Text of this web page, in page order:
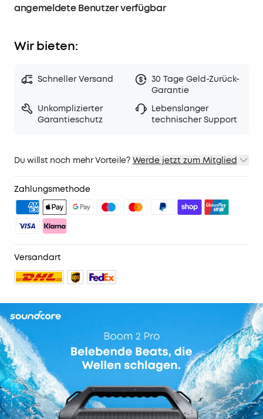
angemeldete Benutzer verfügbar
Wir bieten:
Schneller Versand
30 Tage Geld-Zurück-
Garantie
Unkomplizierter
Garantieschutz
Lebenslanger
technischer Support
Du willst noch mehr Vorteile? Werde jetzt zum Mitglied
2. Mitglieder-Preise für ausgewähte Produkte
3. Geburtstagsgeschenk
4. Weitere Vorteile mit soundcoreCredits
Mehr erfahren
Zahlungsmethode
Versandart